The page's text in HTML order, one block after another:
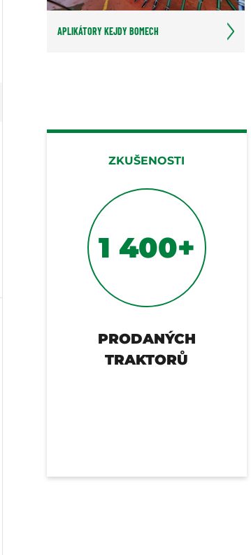
APLIKÁTORY KEJDY BOMECH
ZKUŠENOSTI
1 400+
PRODANÝCH
TRAKTORŮ